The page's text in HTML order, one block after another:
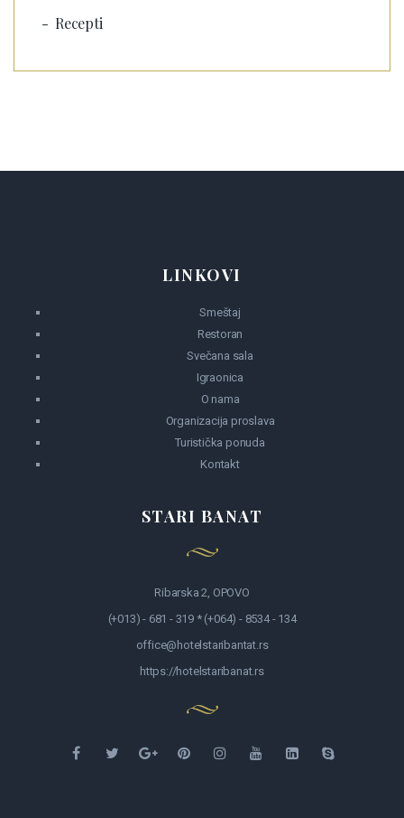
Recepti
LINKOVI
Smeštaj
Restoran
Svečana sala
Igraonica
O nama
Organizacija proslava
Turistička ponuda
Kontakt
STARI BANAT
Ribarska 2, OPOVO
(+013) - 681 - 319 * (+064) - 8534 - 134
office@hotelstaribantat.rs
https://hotelstaribanat.rs